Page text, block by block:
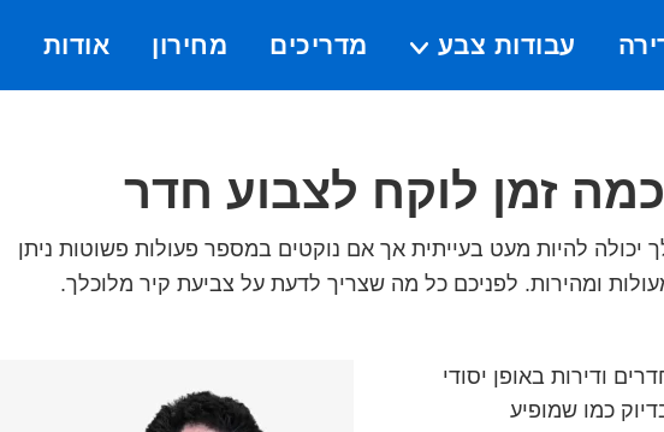
עבודות צבע Submenu
מדריכים מחירון אודות
כמה זמן לוקח לצבוע חדר
יכולה להיות מעט בעייתית אך אם נוקטים במספר פעולות פשוטות ניתן
ומהירות. לפניכם כל מה שצריך לדעת על צביעת קיר מלוכלך.
ודירות באופן יסודי
כמו שמופיע